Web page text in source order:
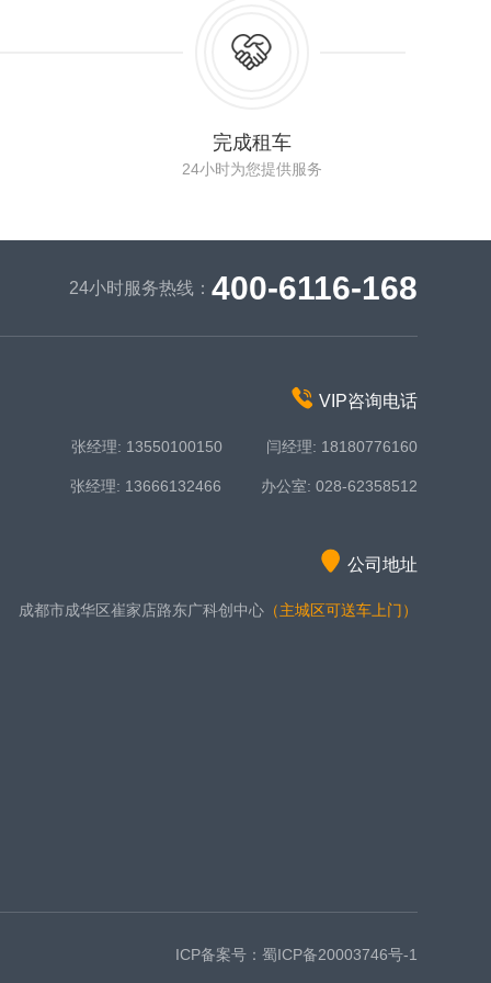
完成租车
24小时为您提供服务
24小时服务热线： 400-6116-168
VIP咨询电话
张经理: 13550100150 闫经理: 18180776160
张经理: 13666132466 办公室: 028-62358512
公司地址
成都市成华区崔家店路东广科创中心 （主城区可送车上门）
ICP备案号： 蜀ICP备20003746号-1